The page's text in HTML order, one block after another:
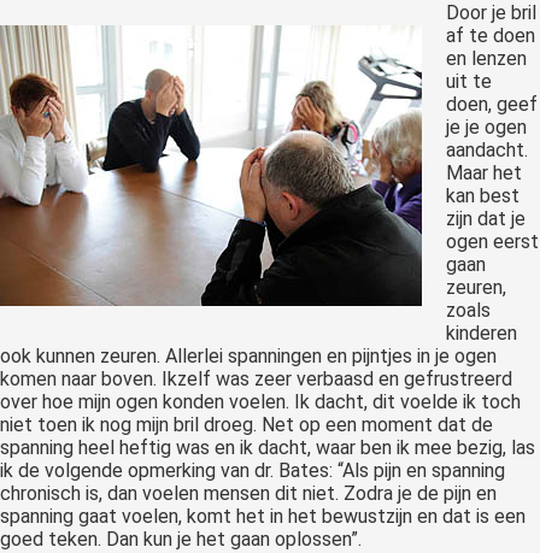
Door je bril
af te doen
en lenzen
uit te
doen, geef
je je ogen
aandacht.
Maar het
kan best
zijn dat je
ogen eerst
gaan
zeuren,
zoals
kinderen
ook kunnen zeuren. Allerlei spanningen en pijntjes in je ogen
komen naar boven. Ikzelf was zeer verbaasd en gefrustreerd
over hoe mijn ogen konden voelen. Ik dacht, dit voelde ik toch
niet toen ik nog mijn bril droeg. Net op een moment dat de
spanning heel heftig was en ik dacht, waar ben ik mee bezig, las
ik de volgende opmerking van dr. Bates: “Als pijn en spanning
chronisch is, dan voelen mensen dit niet. Zodra je de pijn en
spanning gaat voelen, komt het in het bewustzijn en dat is een
goed teken. Dan kun je het gaan oplossen”.